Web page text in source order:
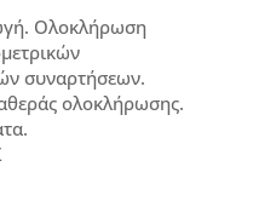
Ολοκλήρωση
συναρτήσεων.
ολοκλήρωσης.